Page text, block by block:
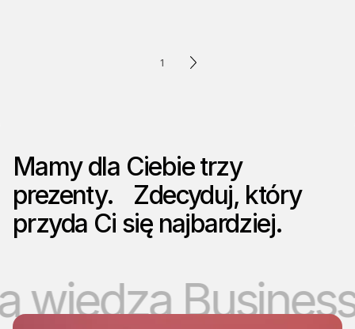
1
Mamy dla Ciebie trzy
prezenty. Zdecyduj, który
przyda Ci się najbardziej.
Business